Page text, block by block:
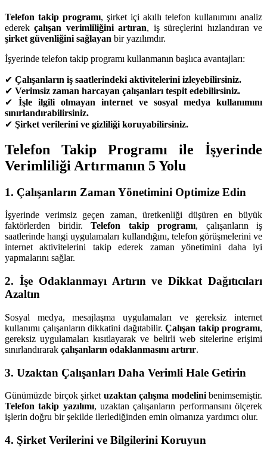
Telefon takip programı, şirket içi akıllı telefon kullanımını analiz
ederekçalışan verimliliğini artıran, iş süreçlerini hızlandıran ve
şirket güvenliğini sağlayan bir yazılımdır.
İşyerinde telefon takip programı kullanmanın başlıca avantajları:
✔ Çalışanların iş saatlerindeki aktivitelerini izleyebilirsiniz.
✔ Verimsiz zaman harcayan çalışanları tespit edebilirsiniz.
✔ İşle ilgili olmayan internet ve sosyal medya kullanımını
sınırlandırabilirsiniz.
✔ Şirket verilerini ve gizliliği koruyabilirsiniz.
Telefon Takip Programı ile İşyerinde
Verimliliği Artırmanın 5 Yolu
1. Çalışanların Zaman Yönetimini Optimize Edin
İşyerinde verimsiz geçen zaman, üretkenliği düşüren en büyük
faktörlerden biridir. Telefon takip programı, çalışanların iş
saatlerinde hangi uygulamaları kullandığını, telefon görüşmelerini ve
internet aktivitelerini takip ederek zaman yönetimini daha iyi
yapmalarını sağlar.
2. İşe Odaklanmayı Artırın ve Dikkat Dağıtıcıları
Azaltın
Sosyal medya, mesajlaşma uygulamaları ve gereksiz internet
kullanımı çalışanların dikkatini dağıtabilir. Çalışan takip programı,
gereksiz uygulamaları kısıtlayarak ve belirli web sitelerine erişimi
sınırlandırarak çalışanların odaklanmasını artırır.
3. Uzaktan Çalışanları Daha Verimli Hale Getirin
Günümüzde birçok şirket uzaktan çalışma modelinibenimsemiştir.
Telefon takip yazılımı, uzaktan çalışanların performansını ölçerek
işlerin doğru bir şekilde ilerlediğinden emin olmanıza yardımcı olur.
4. Şirket Verilerini ve Bilgilerini Koruyun